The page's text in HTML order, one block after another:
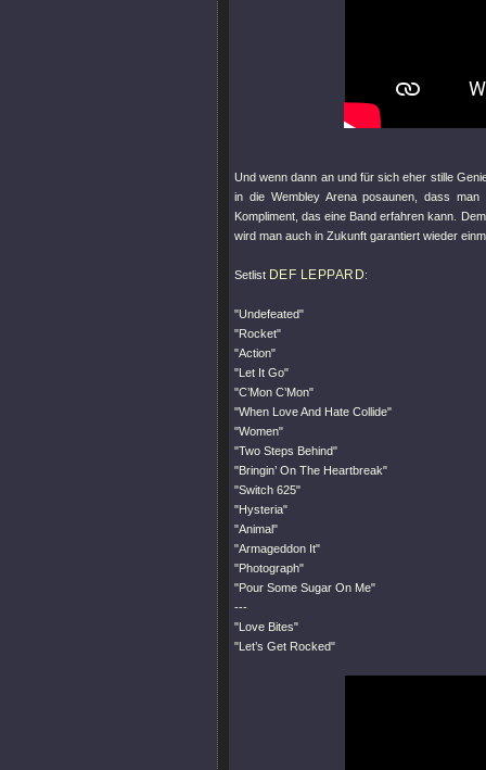
Und wenn dann an und für sich eher stille
in die Wembley Arena posaunen, dass
Kompliment, das eine Band erfahren kann.
wird man auch in Zukunft garantiert wieder
Setlist DEF LEPPARD:
"Undefeated"
"Rocket"
"Action"
"Let It Go"
"C’Mon C’Mon"
"When Love And Hate Collide"
"Women"
"Two Steps Behind"
"Bringin’ On The Heartbreak"
"Switch 625"
"Hysteria"
"Animal"
"Armageddon It"
"Photograph"
"Pour Some Sugar On Me"
---
"Love Bites"
"Let’s Get Rocked"